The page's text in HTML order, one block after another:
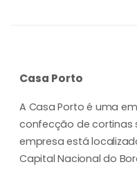
Casa Porto
A Casa Porto é uma
confecção de cortinas
empresa está
Capital Nacional do